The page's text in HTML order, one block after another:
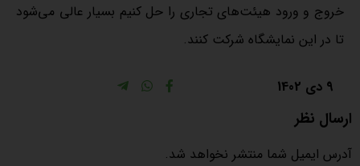
خروج و ورود هیئت‌های تجاری را حل کنیم بسیار عالی می‌شود
تا در این نمایشگاه شرکت کنند.
9 دی 1402
ارسال نظر
آدرس ایمیل شما منتشر نخواهد شد.